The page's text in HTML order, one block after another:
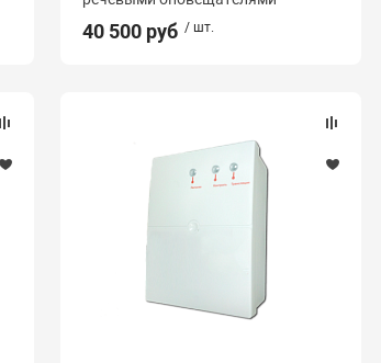
40 500 руб / шт.